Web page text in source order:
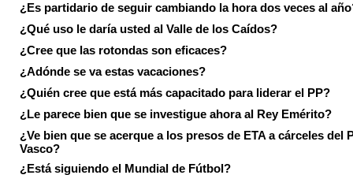
¿Es partidario de seguir cambiando la hora dos veces al
¿Qué uso le daría usted al Valle de los Caídos?
¿Cree que las rotondas son eficaces?
¿Adónde se va estas vacaciones?
¿Quién cree que está más capacitado para liderar el PP?
¿Le parece bien que se investigue ahora al Rey Emérito?
¿Ve bien que se acerque a los presos de ETA a cárceles del
Vasco?
¿Está siguiendo el Mundial de Fútbol?